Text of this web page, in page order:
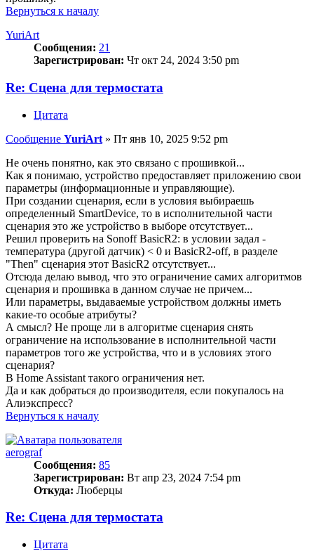
Вернуться к началу
YuriArt
Сообщения: 21
Зарегистрирован: Чт окт 24, 2024 3:50 pm
Re: Сцена для термостата
Цитата
Сообщение YuriArt » Пт янв 10, 2025 9:52 pm
Не очень понятно, как это связано с прошивкой...
Как я понимаю, устройство предоставляет приложению свои
параметры (информационные и управляющие).
При создании сценария, если в условия выбираешь
определенный SmartDevice, то в исполнительной части
сценария это же устройство в выборе отсутствует...
Решил проверить на Sonoff BasicR2: в условии задал -
температура (другой датчик) < 0 и BasicR2-off, в разделе
"Then" сценария этот BasicR2 отсутствует...
Отсюда делаю вывод, что это ограничение самих алгоритмов
сценария и прошивка в данном случае не причем...
Или параметры, выдаваемые устройством должны иметь
какие-то особые атрибуты?
А смысл? Не проще ли в алгоритме сценария снять
ограничение на использование в исполнительной части
параметров того же устройства, что и в условиях этого
сценария?
В Home Assistant такого ограничения нет.
Да и как добраться до производителя, если покупалось на
Алиэкспресс?
Вернуться к началу
aerograf
Сообщения: 85
Зарегистрирован: Вт апр 23, 2024 7:54 pm
Откуда: Люберцы
Re: Сцена для термостата
Цитата